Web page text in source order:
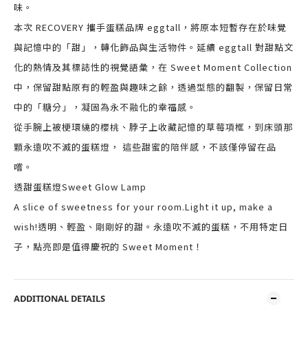
味。
本次 RECOVERY 攜手蛋糕品牌 eggtall，將原本短暫存在於味覺
與記憶中的「甜」，轉化飾品與生活物件。延續 eggtall 對甜點文
化的熱情及其標誌性的視覺語彙，在 Sweet Moment Collection
中，保留甜點原有的輕盈與趣味之餘，透過型態的翻製，保留日常
中的「糖分」，凝固為永不融化的幸福感。
從手腕上被梗環繞的櫻桃、脖子上收藏記憶的草莓項框，到床頭那
顆永遠吹不滅的蛋糕燈， 這些甜蜜的陪伴感，不該僅停留在品
嚐。
透甜蛋糕燈Sweet Glow Lamp
A slice of sweetness for your room.Light it up, make a
wish!透明、輕盈、剛剛好的甜。永遠吹不滅的蛋糕，不用特定日
子，點亮即是值得慶祝的 Sweet Moment！
ADDITIONAL DETAILS